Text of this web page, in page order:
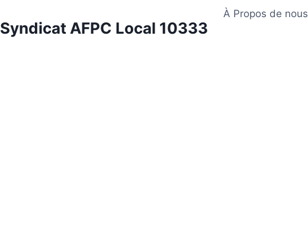
Syndicat AFPC Local 10333
À Propos de nous